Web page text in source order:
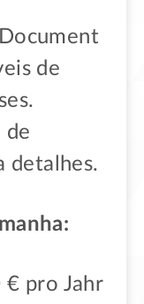
de
de
detalhes.
€ pro Jahr